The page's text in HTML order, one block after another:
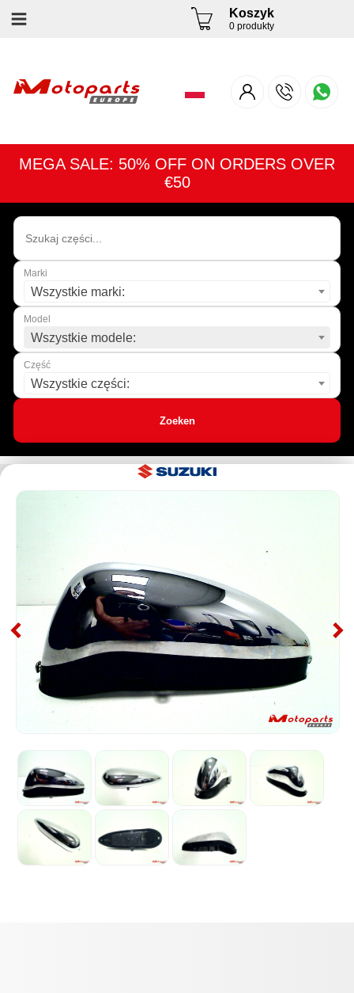
Koszyk
0 produkty
MEGA SALE: 50% OFF ON ORDERS OVER
€50
Marki
Wszystkie marki:
Model
Wszystkie modele:
Część
Wszystkie części:
Zoeken